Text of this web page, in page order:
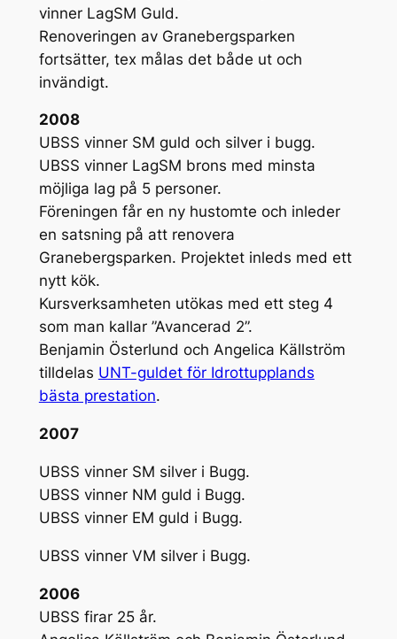
vinner LagSM Guld.
Renoveringen av Granebergsparken
fortsätter, tex målas det både ut och
invändigt.
2008
UBSS vinner SM guld och silver i bugg.
UBSS vinner LagSM brons med minsta
möjliga lag på 5 personer.
Föreningen får en ny hustomte och inleder
en satsning på att renovera
Granebergsparken. Projektet inleds med ett
nytt kök.
Kursverksamheten utökas med ett steg 4
som man kallar ”Avancerad 2”.
Benjamin Österlund och Angelica Källström
tilldelas UNT-guldet för Idrottupplands
bästa prestation.
2007
UBSS vinner SM silver i Bugg.
UBSS vinner NM guld i Bugg.
UBSS vinner EM guld i Bugg.
UBSS vinner VM silver i Bugg.
2006
UBSS firar 25 år.